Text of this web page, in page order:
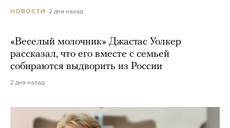
НОВОСТИ 2 дня назад
«Веселый молочник» Джастас Уолкер
рассказал, что его вместе с семьей
собираются выдворить из России
2 дня назад